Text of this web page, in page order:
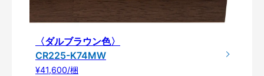
〈ダルブラウン色〉
CR225-K74MW
¥41,600/梱